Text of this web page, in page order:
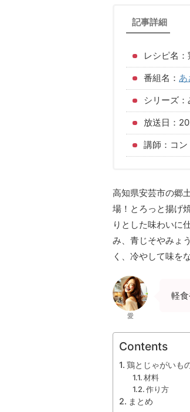
記事詳細
レシピ名
番組名： あ
シリーズ
放送日：
講師：コン
高知県安芸市の郷
場！とろっと揚げ
りとした味わいに
み、青じそやみょ
く、冷やして味を
愛
軽
Contents
鶏とじゃがいも
材料
作り方
まとめ